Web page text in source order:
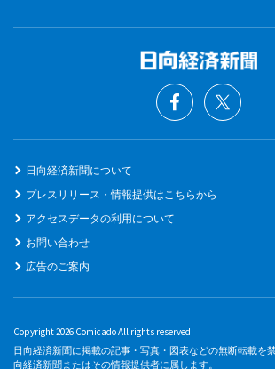
日向経済新聞について
プレスリリース・情報提供はこちらから
アクセスデータの利用について
お問い合わせ
広告のご案内
Copyright 2026 Comicado All rights reserved.
日向経済新聞に掲載の記事・写真・図表などの無断転載を
向経済新聞またはその情報提供者に属します。